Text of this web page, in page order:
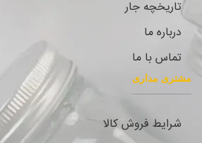
تاریخچه جار
درباره ما
تماس با ما
مشتری مداری
شرایط فروش کالا